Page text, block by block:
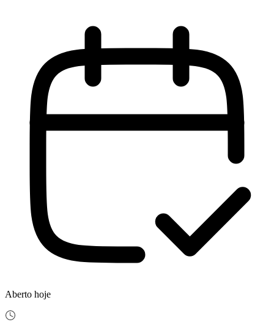
Aberto hoje